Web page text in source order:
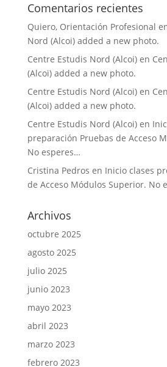
Comentarios recientes
Quiero, Orientación Profesional
Nord (Alcoi) added a new photo.
Centre Estudis Nord (Alcoi)en
(Alcoi) added a new photo.
Centre Estudis Nord (Alcoi)en
(Alcoi) added a new photo.
Centre Estudis Nord (Alcoi)en
preparación Pruebas de Acceso
No esperes…
Cristina Pedros en Inicio clases
de Acceso Módulos Superior. No
Archivos
octubre 2025
agosto 2025
julio 2025
junio 2023
mayo 2023
abril 2023
marzo 2023
febrero 2023